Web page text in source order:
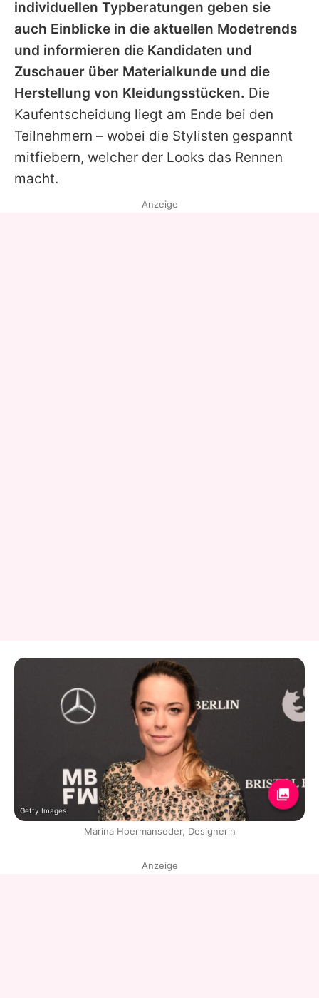
individuellen Typberatungen geben sie
auch Einblicke in die aktuellen Modetrends
und informieren die Kandidaten und
Zuschauer über Materialkunde und die
Herstellung von Kleidungsstücken. Die
Kaufentscheidung liegt am Ende bei den
Teilnehmern – wobei die Stylisten gespannt
mitfiebern, welcher der Looks das Rennen
macht.
Anzeige
Getty Images
Marina Hoermanseder, Designerin
Anzeige